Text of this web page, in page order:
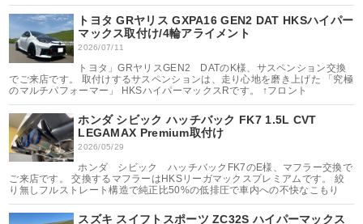
トヨタ GRヤリス GXPA16 GEN2 DAT HKSハイパー
マックス取付け/4輪アライメント
2026/07/11
トヨタ」GRヤリスGEN2 DATのK様、サスペンション交換
でご来店です。 取付けするサスペンションは、走り心地を磨き上げた 「究極
のマルチパフォーマー」 HKSハイパーマックスRです。 ↑フロント
ホンダ シビック ハッチバック FK7 1.5L CVT
LEGAMAX Premium取付け
2026/05/29
ホンダ シビック ハッチバックFK7のE様、マフラー交換で
ご来店です。 交換するマフラーはHKSリーガマックスプレミアムです。 絞
り無しフルストレート構造で純正比50%の低排圧で車内への不快なこもり
スズキ スイフトスポーツ ZC32S ハイパーマックス